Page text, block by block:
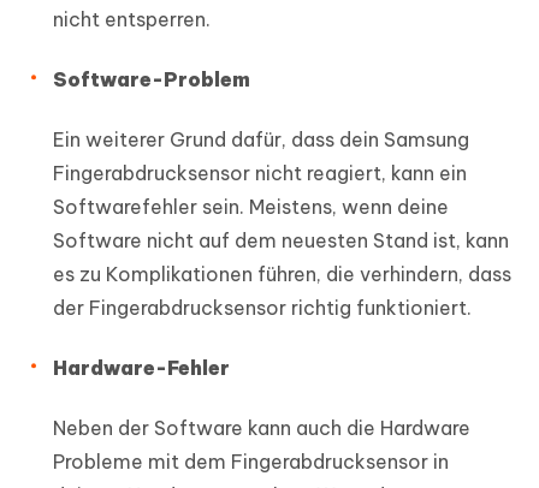
nicht entsperren.
Software-Problem
Ein weiterer Grund dafür, dass dein Samsung
Fingerabdrucksensor nicht reagiert, kann ein
Softwarefehler sein. Meistens, wenn deine
Software nicht auf dem neuesten Stand ist, kann
es zu Komplikationen führen, die verhindern, dass
der Fingerabdrucksensor richtig funktioniert.
Hardware-Fehler
Neben der Software kann auch die Hardware
Probleme mit dem Fingerabdrucksensor in